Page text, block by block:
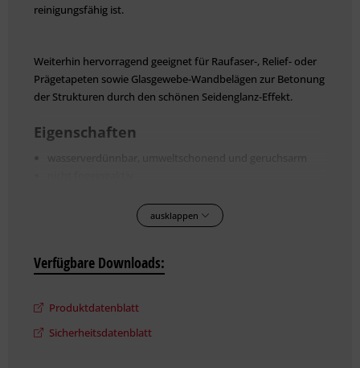
reinigungsfähig ist.
Weiterhin hervorragend geeignet für Rau­faser-, Relief- oder
Prägetapeten sowie Glasgewebe-Wandbelägen zur Betonung
der Strukturen durch den schönen Seidenglanz-Effekt.
Eigenschaften
strukturerhaltend
Desinfektions- und Haushalts­reinigungsmittel
ausklappen
Verfügbare Downloads:
Produktdatenblatt
Sicherheitsdatenblatt